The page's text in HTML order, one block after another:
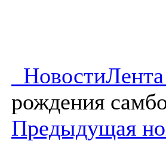
Новости
рождения
Предыдущая